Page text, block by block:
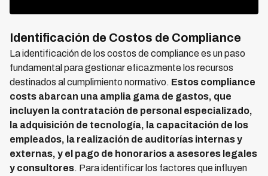
Identificación de Costos de Compliance
La identificación de los costos de compliance es un paso
fundamental para gestionar eficazmente los recursos
destinados al cumplimiento normativo. Estos compliance
costs abarcan una amplia gama de gastos, que
incluyen la contratación de personal especializado,
la adquisición de tecnología, la capacitación de los
empleados, la realización de auditorías internas y
externas, y el pago de honorarios a asesores legales
y consultores. Para identificar los factores que influyen